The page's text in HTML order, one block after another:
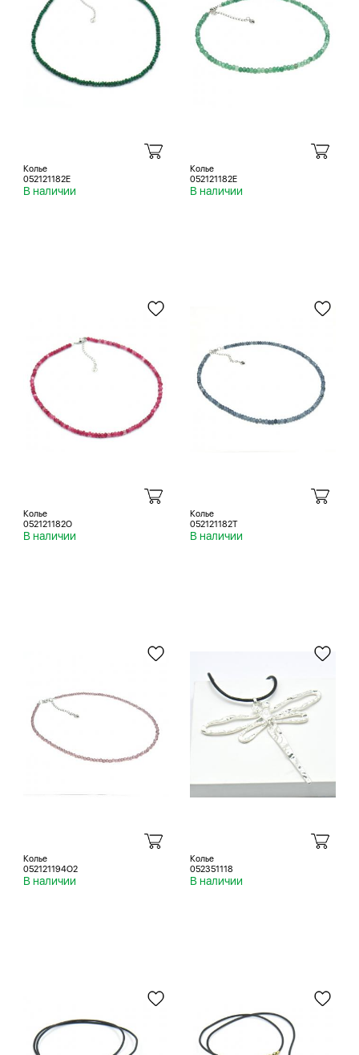
Колье
052121182E
В наличии
Колье
052121182E
В наличии
Колье
052121182O
В наличии
Колье
052121182T
В наличии
Колье
052121194O2
В наличии
Колье
052351118
В наличии